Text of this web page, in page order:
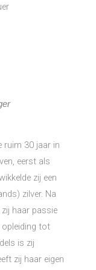
ruim 30 jaar in
eerst als
zij een
zilver. Na
haar passie
opleiding tot
is zij
zij haar eigen